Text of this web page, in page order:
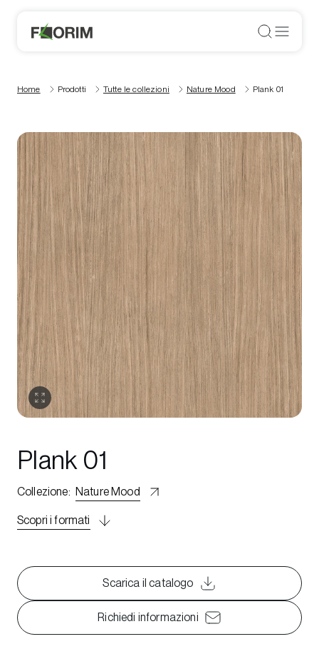
Home Prodotti Tutte le collezioni Nature Mood Plank 01
Plank 01
Collezione: Nature Mood
Scopri i formati
Scarica il catalogo
Richiedi informazioni